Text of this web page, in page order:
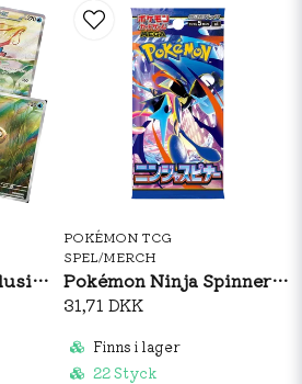
Pokémon Brilliant Illusions CSV8C Booster Box Slim (S-CH)
POKÉMON TCG
SPEL/MERCH
Pokémon Ninja Spinner Booster Pack (JP)
31,71 DKK
Finns i lager
22 Styck